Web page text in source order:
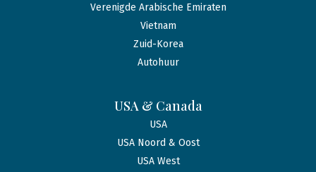
Verenigde Arabische Emiraten
Vietnam
Zuid-Korea
Autohuur
USA & Canada
USA
USA Noord & Oost
USA West